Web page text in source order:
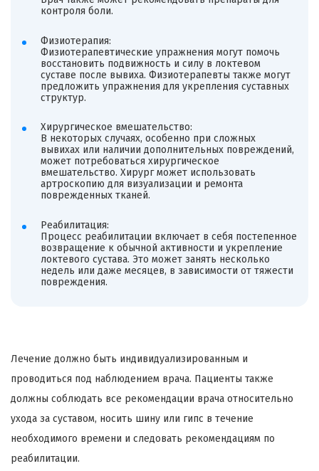
контроля боли.
Физиотерапия:
Физиотерапевтические упражнения могут помочь
восстановить подвижность и силу в локтевом
суставе после вывиха. Физиотерапевты также могут
предложить упражнения для укрепления суставных
структур.
Хирургическое вмешательство:
В некоторых случаях, особенно при сложных
вывихах или наличии дополнительных повреждений,
может потребоваться хирургическое
вмешательство. Хирург может использовать
артроскопию для визуализации и ремонта
поврежденных тканей.
Реабилитация:
Процесс реабилитации включает в себя постепенное
возвращение к обычной активности и укрепление
локтевого сустава. Это может занять несколько
недель или даже месяцев, в зависимости от тяжести
повреждения.
Лечение должно быть индивидуализированным и
проводиться под наблюдением врача. Пациенты также
должны соблюдать все рекомендации врача относительно
ухода за суставом, носить шину или гипс в течение
необходимого времени и следовать рекомендациям по
реабилитации.